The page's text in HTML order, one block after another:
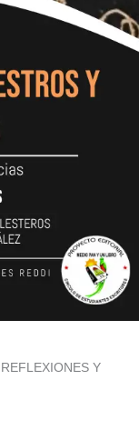
Y